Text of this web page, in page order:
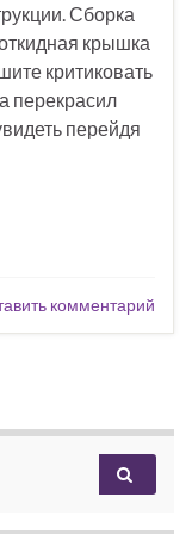
Сборка
крышка
критиковать
перекрасил
перейдя
комментарий